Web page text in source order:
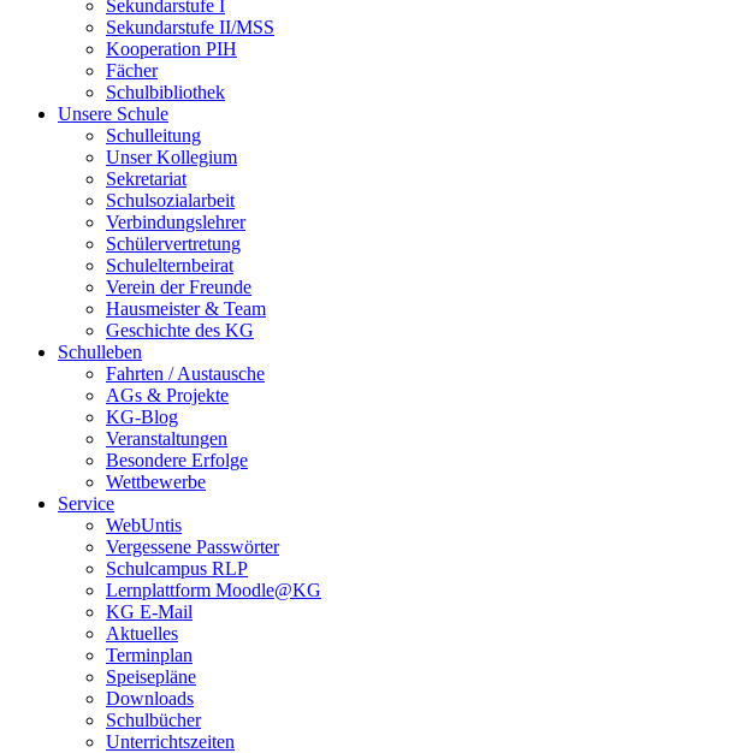
Sekundarstufe I
Sekundarstufe II/MSS
Kooperation PIH
Fächer
Schulbibliothek
Unsere Schule
Schulleitung
Unser Kollegium
Sekretariat
Schulsozialarbeit
Verbindungslehrer
Schülervertretung
Schulelternbeirat
Verein der Freunde
Hausmeister & Team
Geschichte des KG
Schulleben
Fahrten / Austausche
AGs & Projekte
KG-Blog
Veranstaltungen
Besondere Erfolge
Wettbewerbe
Service
WebUntis
Vergessene Passwörter
Schulcampus RLP
Lernplattform Moodle@KG
KG E-Mail
Aktuelles
Terminplan
Speisepläne
Downloads
Schulbücher
Unterrichtszeiten